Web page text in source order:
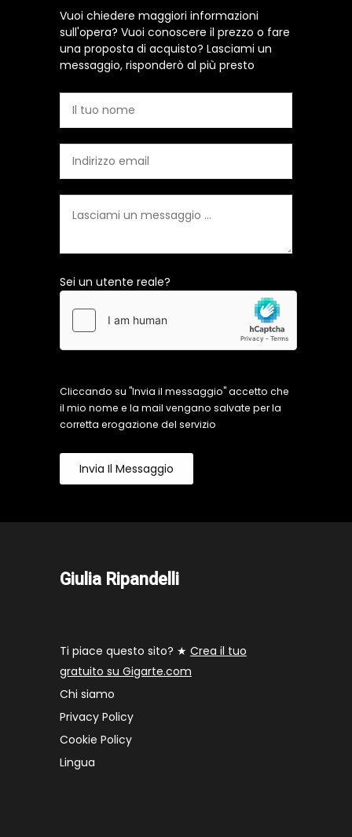
Vuoi chiedere maggiori informazioni
sull'opera? Vuoi conoscere il prezzo o fare
una proposta di acquisto? Lasciami un
messaggio, risponderò al più presto
Sei un utente reale?
Cliccando su "Invia il messaggio" accetto che
il mio nome e la mail vengano salvate per la
corretta erogazione del servizio
Invia Il Messaggio
Giulia Ripandelli
Ti piace questo sito? ★ Crea il tuo
gratuito su Gigarte.com
Chi siamo
Privacy Policy
Cookie Policy
Lingua